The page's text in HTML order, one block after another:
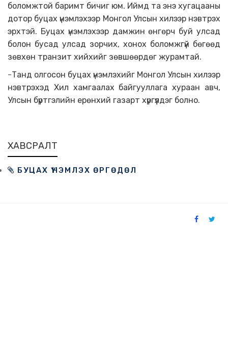
боломжтой баримт бичиг юм. Иймд та энэ хугацааны
дотор буцах үнэмлэхээр Монгол Улсын хилээр нэвтрэх
эрхтэй. Буцах үнэмлэхээр дамжин өнгөрч буй улсад
болон бусад улсад зорчих, хонох боломжгүй бөгөөд
зөвхөн транзит хийхийг зөвшөөрдөг журамтай.
-Танд олгосон буцах үнэмлэхийг Монгол Улсын хилээр
нэвтрэхэд Хил хамгаалах байгууллага хураан авч,
Улсын бүртгэлийн ерөнхий газарт хүргүүлдэг болно.
ХАВСРАЛТ
БУЦАХ ҮНЭМЛЭХ ӨРГӨДӨЛ